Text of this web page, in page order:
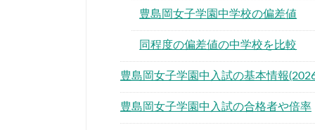
豊島岡女子学園中学校の偏差値
同程度の偏差値の中学校を比較
豊島岡女子学園中入試の基本情報
豊島岡女子学園中入試の合格者や倍率